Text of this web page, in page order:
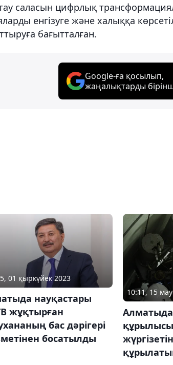
саласын цифрлық
енгізуге және халыққа
бағытталған.
Google-ға қосылып,
жаңалықтарды
01 қыркүйек 2023
науқастары
жұқтырған
бас дәрігері
босатылды
10:11, 15